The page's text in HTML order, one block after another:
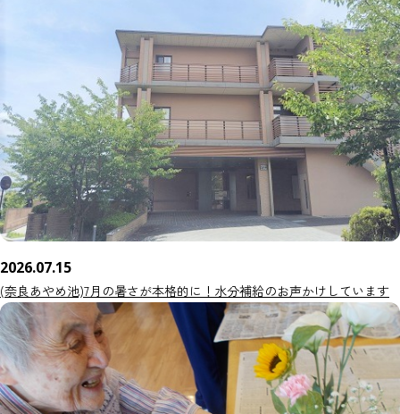
2026.07.15
(奈良あやめ池)7月の暑さが本格的に！水分補給のお声かけしています